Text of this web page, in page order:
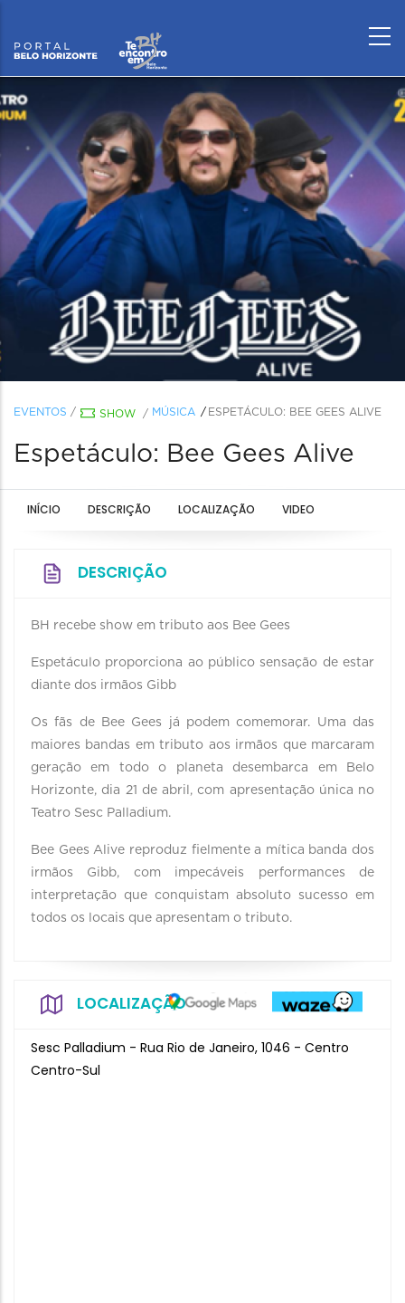
EVENTOS / SHOW / MÚSICA ESPETÁCULO: BEE GEES ALIVE
Espetáculo: Bee Gees Alive
INÍCIO DESCRIÇÃO LOCALIZAÇÃO VIDEO
DESCRIÇÃO
BH recebe show em tributo aos Bee Gees
Espetáculo proporciona ao público sensação de estar
diante dos irmãos Gibb
Os fãs de Bee Gees já podem comemorar. Uma das
maiores bandas em tributo aos irmãos que marcaram
geração em todo o planeta desembarca em Belo
Horizonte, dia 21 de abril, com apresentação única no
Teatro Sesc Palladium.
Bee Gees Alive reproduz fielmente a mítica banda dos
irmãos Gibb, com impecáveis performances de
interpretação que conquistam absoluto sucesso em
todos os locais que apresentam o tributo.
LOCALIZAÇÃO
Sesc Palladium - Rua Rio de Janeiro, 1046 - Centro
Centro-Sul